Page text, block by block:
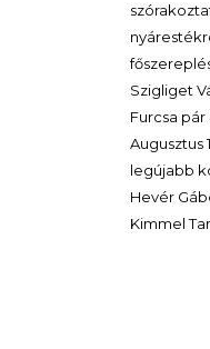
Szigliget
Furcsa
Augusztus
legújabb
Hevér
Kimmel